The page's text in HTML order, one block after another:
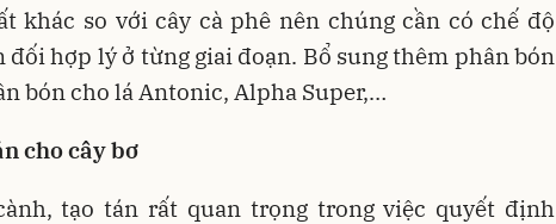
khác so với cây cà phê nên chúng cần có chế độ
đối hợp lý ở từng giai đoạn. Bổ sung thêm phân bón
bón cho lá Antonic, Alpha Super,…
cho cây bơ
tạo tán rất quan trọng trong việc quyết định